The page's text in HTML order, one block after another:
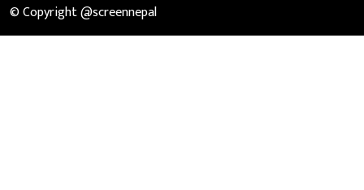
© Copyright @screennepal